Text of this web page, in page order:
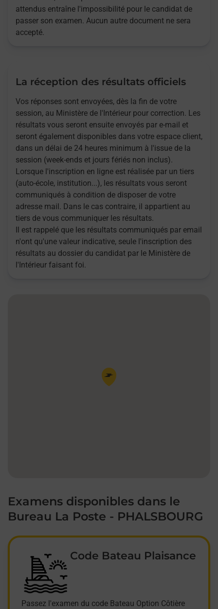
attendus entraîne l'impossibilité pour le candidat de
passer son examen. Aucun autre document ne sera
accepté.
La réception des résultats officiels
Vos réponses sont envoyées, dès la fin de votre
session, au Ministère de l'Intérieur pour correction. Les
résultats vous seront ensuite envoyés par e-mail et
seront également disponibles dans votre espace client,
dans un délai de 24 heures minimum à l'issue de la
session (week-ends et jours fériés non inclus).
Lorsque l'inscription en ligne est réalisée par un tiers
(auto-école, institution...), les résultats vous seront
communiqués à condition de disposer de votre
adresse mail. Dans le cas contraire, il appartient au
tiers de vous communiquer les résultats.
Il est rappelé que les résultats communiqués par email
n'ont qu'une valeur indicative, seule l'inscription des
résultats au dossier du candidat par le Ministère de
l'Intérieur faisant foi.
Pin de la carte
Examens disponibles dans le
Bureau La Poste - PHALSBOURG
Code Bateau Plaisance
Passez l'examen du code Bateau Option Côtière